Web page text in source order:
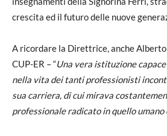
crescita ed il futuro delle nuove
A ricordare la Direttrice, anche
CUP-ER – “Una vera istituzione
nella vita dei tanti professionisti
sua carriera, di cui mirava
professionale radicato in quello umano